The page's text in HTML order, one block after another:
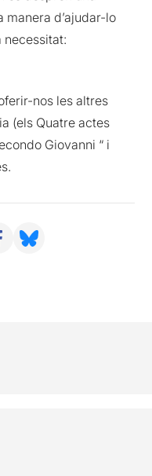
manera d’ajudar-lo
necessitat:
nos les altres
(els Quatre actes
Giovanni “ i